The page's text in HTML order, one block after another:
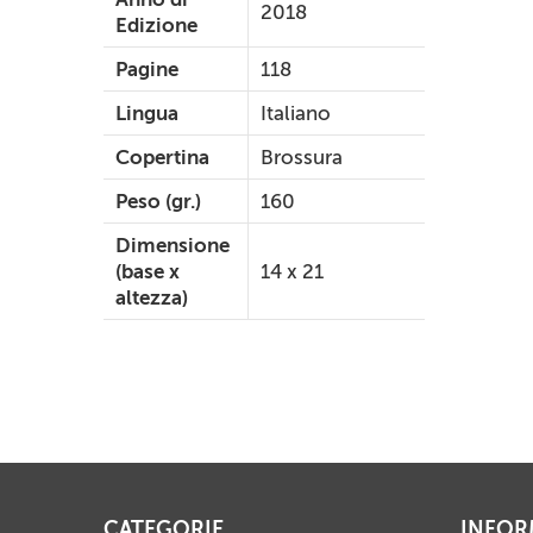
Edizione
2018
Pagine
118
Lingua
Italiano
Copertina
Brossura
Peso (gr.)
160
Dimensione
(base x
altezza)
14 x 21